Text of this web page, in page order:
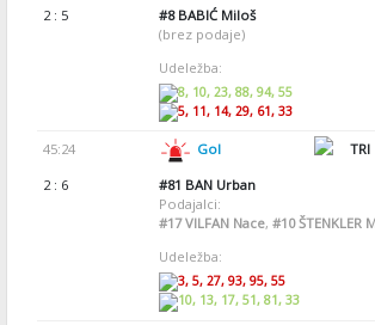
2 : 5
#8BABIĆ Miloš
(brez podaje)
Udeležba:
8, 10, 23, 88, 94, 55
5, 11, 14, 29, 61, 33
45:24 Gol
TRI
2 : 6
#81 BAN Urban
Podajalci:
#17VILFAN Nace, #10ŠTENKLER
Udeležba:
3, 5, 27, 93, 95, 55
10, 13, 17, 51, 81, 33